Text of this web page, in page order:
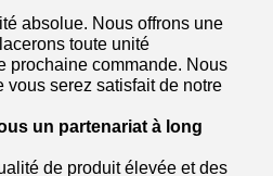
absolue. Nous offrons une
toute unité
prochaine commande. Nous
vous serez satisfait de notre
un partenariat à long
de produit élevée et des